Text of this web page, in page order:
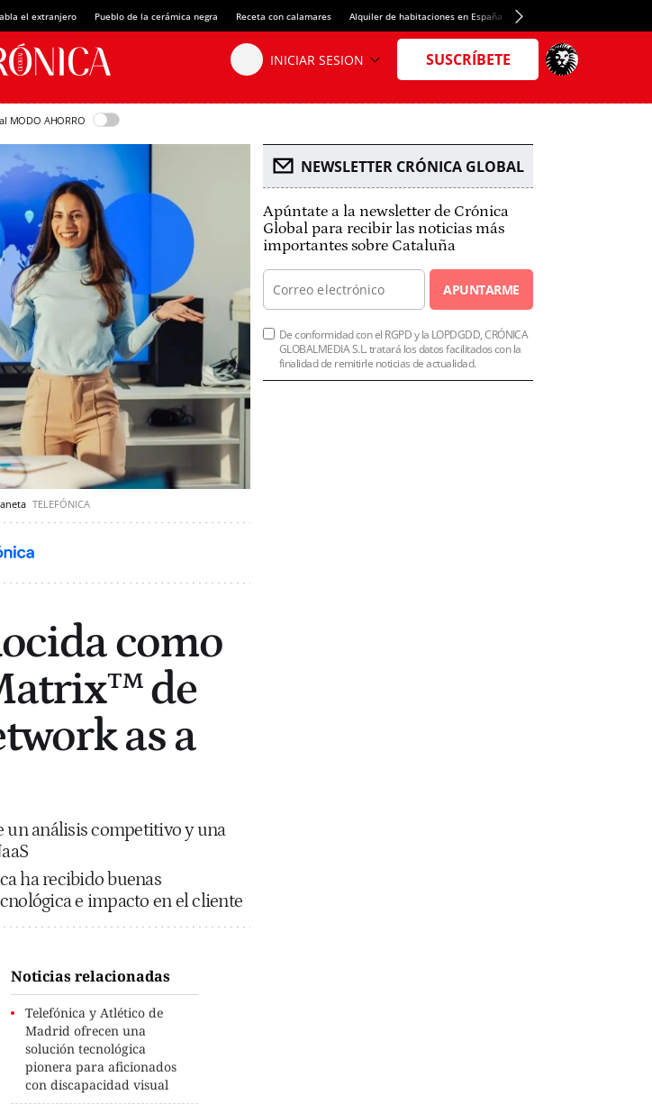
el extranjero Pueblo de la cerámica negra Receta con calamares Alquiler de habitaciones en España Crédito del Spotify Camp Nou
MODO AHORRO
TELEFÓNICA
como
de
as a
un análisis competitivo y una
ha recibido buenas
e impacto en el cliente
Noticias relacionadas
Telefónica y Atlético de
Madrid ofrecen una
solución tecnológica
pionera para aficionados
con discapacidad visual
NEWSLETTER CRÓNICA GLOBAL
Apúntate a la newsletter de Crónica
Global para recibir las noticias más
importantes sobre Cataluña
APUNTARME
De conformidad con el RGPD y la LOPDGDD, CRÓNICA
GLOBALMEDIA S.L. tratará los datos facilitados con la
finalidad de remitirle noticias de actualidad.